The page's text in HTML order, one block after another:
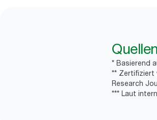
* Basierend
** Zertifiziert
Research
*** Laut